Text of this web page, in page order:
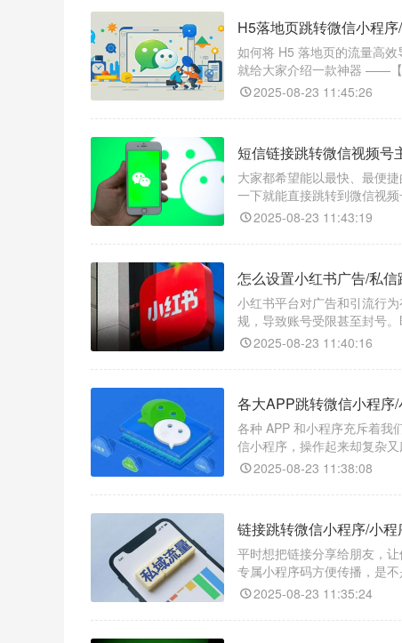
H5落地页跳转微信小程
如何将 H5 落地页的流量高
就给大家介绍一款神器 ——【
跳转到小程序的任意页面，
2025-08-23 11:45:26
短信链接跳转微信视频号
大家都希望能以最快、最便
一下就能直接跳转到微信视
感觉超棒？其实，借助跳转
2025-08-23 11:43:19
怎么设置小红书广告/私
小红书平台对广告和引流行
规，导致账号受限甚至封号
为繁琐，容易让用户在过程
2025-08-23 11:40:16
各大APP跳转微信小程序
各种 APP 和小程序充斥着我
信小程序，操作起来却复杂
——“天天外链”，它能帮你轻
2025-08-23 11:38:08
链接跳转微信小程序/小
平时想把链接分享给朋友，
专属小程序码方便传播，是
大，忙活半天还不一定能成
2025-08-23 11:35:24